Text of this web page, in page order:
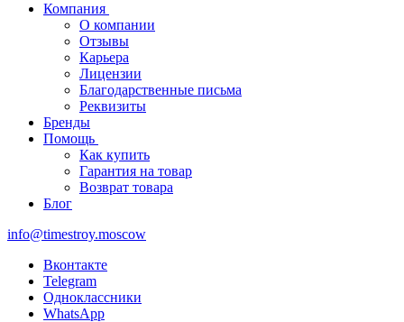
Компания
О компании
Отзывы
Карьера
Лицензии
Благодарственные письма
Реквизиты
Бренды
Помощь
Как купить
Гарантия на товар
Возврат товара
Блог
info@timestroy.moscow
Вконтакте
Telegram
Одноклассники
WhatsApp